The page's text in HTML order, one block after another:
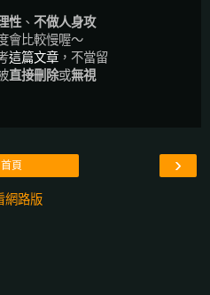
性 、 不做人身攻
會比較慢喔～
這篇文章 ，不當留
直接刪除或無視
›
首頁
網路版